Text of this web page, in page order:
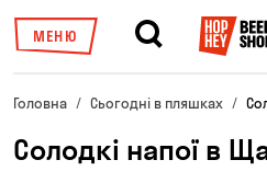
МЕНЮ
Головна Сьогодні в пляшках
Солодкі напої в